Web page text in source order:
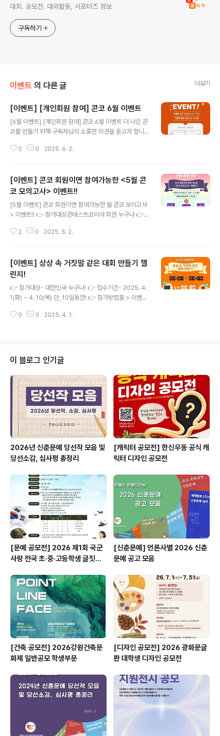
대회. 공모전. 대외활동, 서포터즈 정보
구독하기
이벤트 의 다른 글 더보기
[이벤트] [개인회원 참여] 콘코 6월 이벤트
[6월 이벤트] [개인회원 참여] 콘코 6월 이벤트 더 나은 콘
코를 만들기 위해 구독자님의 소중한 의견을 듣고자 합니
선해야 할 사항이 조금이라도 있었다면 단 한가지도 좋고,
리아 개인 회원 (신규 가입 후 참여 가능)2. 일 정: 2025.
6. 2.(월) ~ 6.11.(수)3. 방 법: 콘코 홈페이지 - 이벤트 - 콘
코이벤트 (하단 '참여하기' 클릭!)4. 발표일: 6.13.(금) 콘코
홈페이지에 공지5. 경 품: - BHC 치킨 후라이드+양념치
0 0 2025. 6. 2.
[이벤트] 콘코 회원이면 참여가능한 <5월 콘
코 모의고사> 이벤트!!
[5월 이벤트] 콘코 회원이면 참여가능한 월 콘코 모의고사
> 이벤트!! 👉 참가대상콘테스트코리아 회원 누구나 👉
법1. 콘코 홈페이지 로그인 > 이벤트 > 콘코 이벤트 > 5월
나 참여하는 이벤트와 함께 참여 가능합니다. 👉 퀴 즈1.
다음 중 "뉴스와정보" 카테고리에 게시된 내용이 아닌 것
은?① 2025 신춘문예 경쟁률② 2025 웹소설 공모전 모
음 정보③ 박람회/전시회 모음 정보④ 2025년 영상.영화
제 공모전 모음 정보힌트 : https://tinyurl.com/29s5xc
ku 2. "공모전 분석"..
2 0 2025. 5. 2.
[이벤트] 상상 속 거짓말 같은 대회 만들기 챌
린지!
👉 참가대상- 대한민국 누구나! 👉 접수기간- 2025. 4.
1(화) ~ 4. 10(목) 단, 10일동안! 👉 참가방법홈 > 이벤트
내용실제로 존재하지 않는 거짓말 같은 대회.공모전을만들
또는 기술을 상상하여 제안합니다. 👉 발표일2025. 4. 1
8(금) 콘코 홈페이지에 공지⭐응모시 기입하신 휴대폰 번
호로 기프티콘 발송드립니다. 👉 상 품1위: 스타벅스 e카
드교환권 2만원권​(1명)2위: 스타벅스 아메리카노 Tall 기
프티콘(20명) 👉 주최.주관..
0 0 2025. 4. 1.
이 블로그 인기글
2026년 신춘문예 당선작 모음 및
당선소감, 심사평 총정리
[캐릭터 공모전] 한신우동 공식 캐
릭터 디자인 공모전
[문예 공모전] 2026 제1회 국군
사랑 전국 초·중·고등학생 글짓기
[신춘문예] 언론사별 2026 신춘
문예 공고 모음
[건축 공모전] 2026강원건축문
화제 일반공모 학생부문
[디자인 공모전] 2026 광화문글
판 대학생 디자인 공모전